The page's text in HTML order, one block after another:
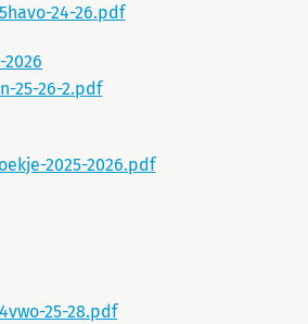
24-26.pdf
25-26-2.pdf
2025-2026.pdf
25-28.pdf